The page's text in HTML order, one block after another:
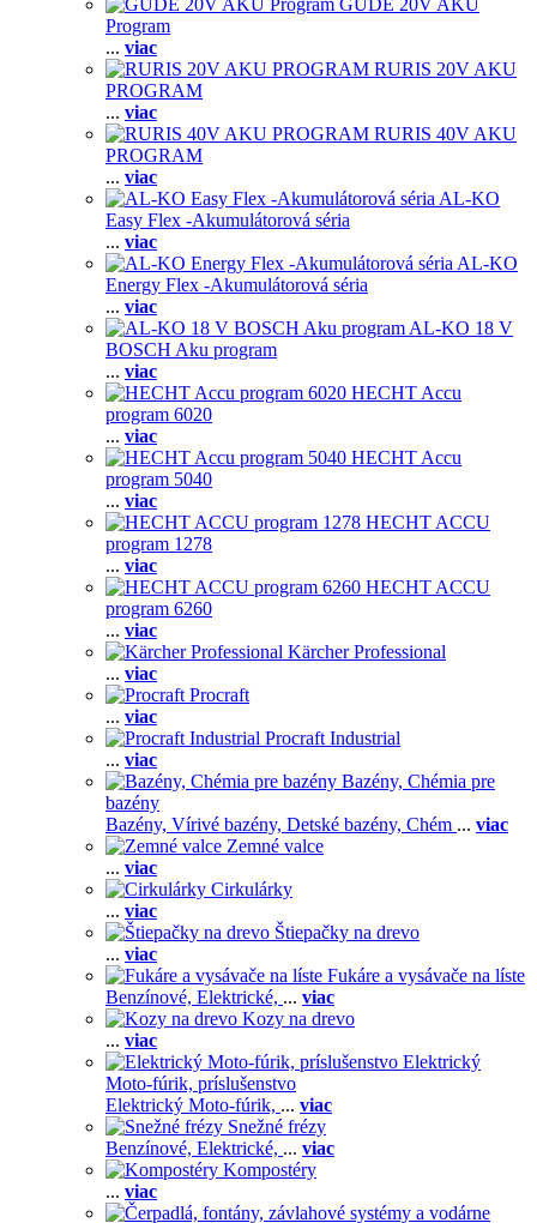
GÜDE 20V AKU
Program
... viac
RURIS 20V AKU
PROGRAM
... viac
RURIS 40V AKU
PROGRAM
... viac
AL-KO
Easy Flex -Akumulátorová séria
... viac
AL-KO
Energy Flex -Akumulátorová séria
... viac
AL-KO 18 V
BOSCH Aku program
... viac
HECHT Accu
program 6020
... viac
HECHT Accu
program 5040
... viac
HECHT ACCU
program 1278
... viac
HECHT ACCU
program 6260
... viac
Kärcher Professional
... viac
Procraft
... viac
Procraft Industrial
... viac
Bazény, Chémia pre
bazény
Bazény, Vírivé bazény, Detské bazény, Chém ... viac
Zemné valce
... viac
Cirkulárky
... viac
Štiepačky na drevo
... viac
Fukáre a vysávače na líste
Benzínové, Elektrické, ... viac
Kozy na drevo
... viac
Elektrický
Moto-fúrik, príslušenstvo
Elektrický Moto-fúrik, ... viac
Snežné frézy
Benzínové, Elektrické, ... viac
Kompostéry
... viac